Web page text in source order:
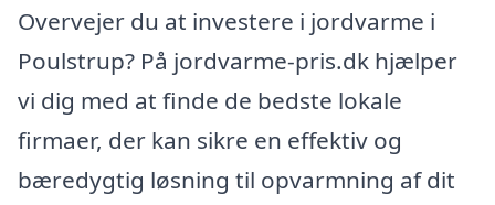
Overvejer du at investere i jordvarme i
Poulstrup? På jordvarme-pris.dk hjælper
vi dig med at finde de bedste lokale
firmaer, der kan sikre en effektiv og
bæredygtig løsning til opvarmning af dit